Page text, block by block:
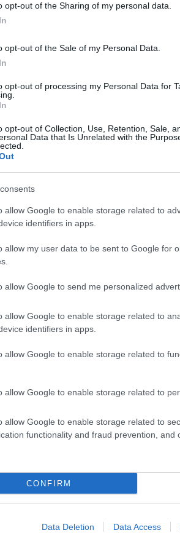
opt-out of the Sharing of my personal data.
opt-out of the Sale of my Personal Data.
opt-out of processing my Personal Data for
opt-out of Collection, Use, Retention, Sale,
Data that Is Unrelated with the
allow Google to enable storage related to
identifiers in apps.
allow my user data to be sent to Google for
allow Google to send me personalized
allow Google to enable storage related to
identifiers in apps.
allow Google to enable storage related to
allow Google to enable storage related to
allow Google to enable storage related to
functionality and fraud prevention, and
CONFIRM
Data Deletion Data Access
cliccando qui
nella sezione
Invia un Comunicato Stampa|